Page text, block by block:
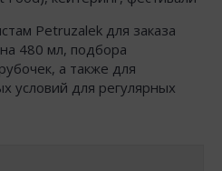
Petruzalek для заказа
480 мл, подбора
а также для
условий для регулярных